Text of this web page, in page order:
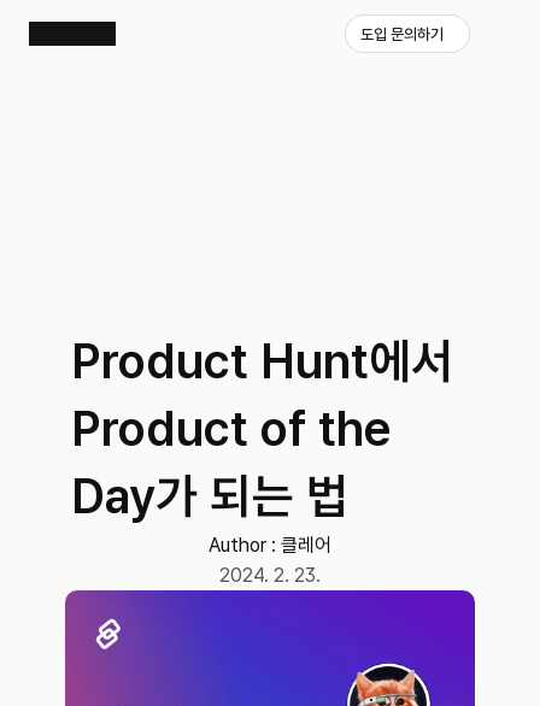
도입 문의하기
Product Hunt에서
Product of the
Day가 되는 법
Author : 클레어
2024. 2. 23.